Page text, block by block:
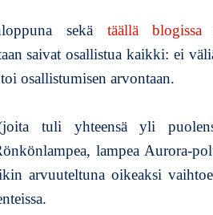
sekä täällä blogissa
saivat osallistua kaikki: ei
osallistumisen arvontaan.
(joita tuli yhteensä yli
lampea Aurora-
arvuuteltuna oikeaksi